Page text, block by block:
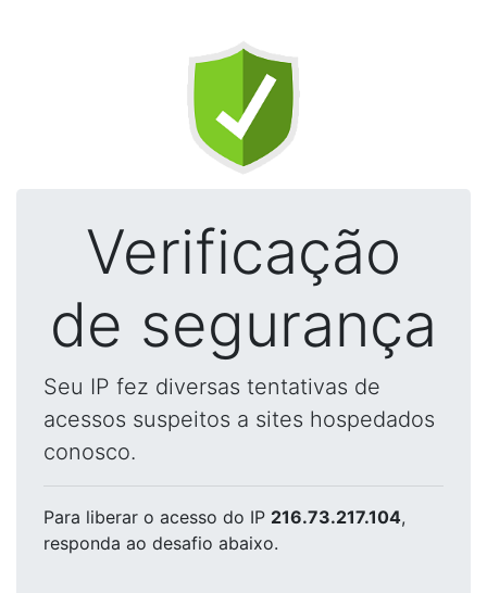
Verificação
de segurança
Seu IP fez diversas tentativas de
acessos suspeitos a sites hospedados
conosco.
Para liberar o acesso do IP 216.73.217.104,
responda ao desafio abaixo.